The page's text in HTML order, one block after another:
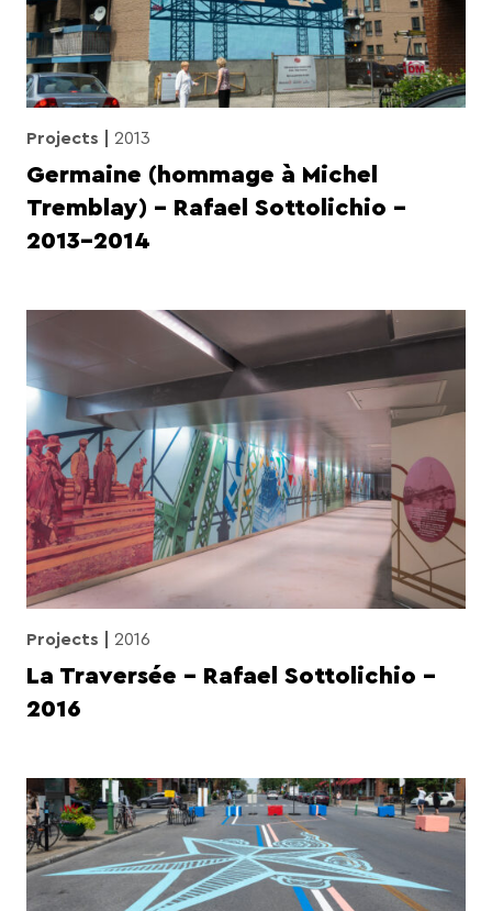
Projects 2013
Germaine (hommage à Michel
Tremblay) – Rafael Sottolichio –
2013-2014
Projects 2016
La Traversée – Rafael Sottolichio –
2016